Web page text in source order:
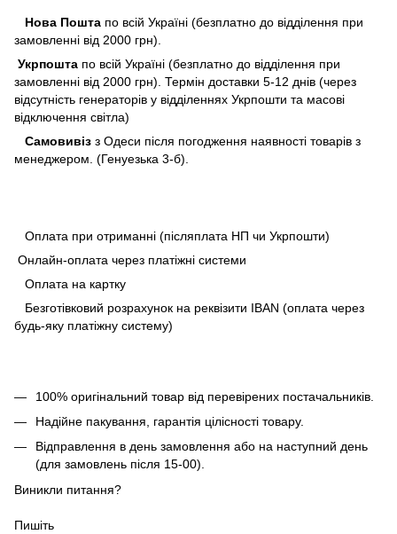
Нова Пошта по всій Україні (безплатно до відділення при
замовленні від 2000 грн).
Укрпошта по всій Україні (безплатно до відділення при
замовленні від 2000 грн). Термін доставки 5-12 днів (через
відсутність генераторів у відділеннях Укрпошти та масові
відключення світла)
Самовивіз з Одеси після погодження наявності товарів з
менеджером. (Генуезька 3-б).
Оплата при отриманні (післяплата НП чи Укрпошти)
Онлайн-оплата через платіжні системи
Оплата на картку
Безготівковий розрахунок на реквізити IBAN (оплата через
будь-яку платіжну систему)
100% оригінальний товар від перевірених постачальників.
Надійне пакування, гарантія цілісності товару.
Відправлення в день замовлення або на наступний день
(для замовлень після 15-00).
Виникли питання?
Пишіть